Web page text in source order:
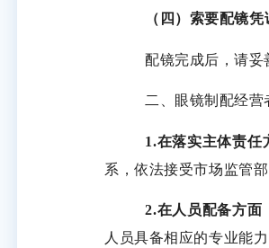
（四）索要配镜
配镜完成后，请妥
二、眼镜制配经营
1.在落实主体责任
系，依法接受市场监管部
2.在人员配备方面
人员具备相应的专业能力